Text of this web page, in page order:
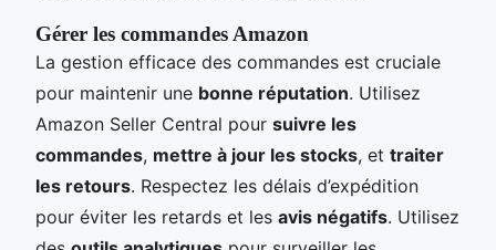
Gérer les commandes Amazon
La gestion efficace des commandes est cruciale
pour maintenir une bonne réputation. Utilisez
Amazon Seller Central pour suivre les
commandes, mettre à jour les stocks, et traiter
les retours. Respectez les délais d’expédition
pour éviter les retards et les avis négatifs. Utilisez